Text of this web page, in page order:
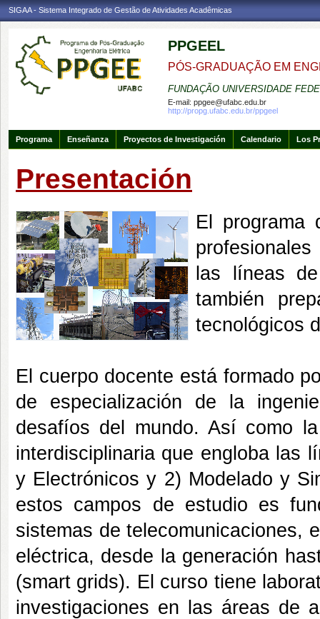
SIGAA - Sistema Integrado de Gestão de Atividades Acadêmicas
PPGEEL
PÓS-GRADUAÇÃO EM
FUNDAÇÃO UNIVERSIDADE
E-mail: ppgee@ufabc.edu.br
http://propg.ufabc.edu.br/ppgeel
Programa Enseñanza Proyectos de Investigación Calendario Los
Presentación
El programa
las líneas
también
tecnológicos
El cuerpo docente está formado
de especialización de la
desafíos del mundo. Así como
interdisciplinaria que engloba las
y Electrónicos y 2) Modelado y
estos campos de estudio es
sistemas de telecomunicaciones,
eléctrica, desde la generación
(smart grids). El curso tiene
investigaciones en las áreas de